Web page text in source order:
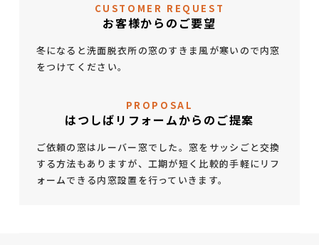
CUSTOMER REQUEST
お客様からのご要望
冬になると洗面脱衣所の窓のすきま風が寒いので内窓
をつけてください。
PROPOSAL
はつしばリフォームからのご提案
ご依頼の窓はルーバー窓でした。窓をサッシごと交換
する方法もありますが、工期が短く比較的手軽にリフ
ォームできる内窓設置を行っていきます。